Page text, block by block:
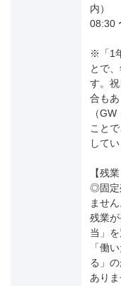
内）
08:30
※「1
とで
す。
合も
（
こと
してい
【残
◎固定
ません
残業
当」
「働
る」
あり